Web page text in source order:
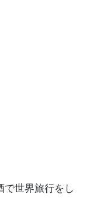
で世界旅行をし